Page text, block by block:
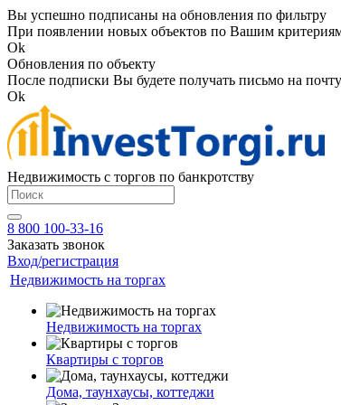
Вы успешно подписаны на обновления по фильтру
При появлении новых объектов по Вашим
Ok
Обновления по объекту
После подписки Вы будете получать письмо на
Ok
Недвижимость с торгов по банкротству
8 800 100-33-16
Заказать звонок
Вход/регистрация
Недвижимость на торгах
Недвижимость на торгах
Квартиры с торгов
Дома, таунхаусы, коттеджи